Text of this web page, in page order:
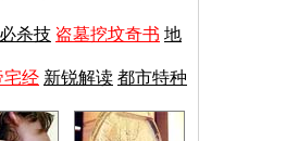
杀技 盗墓挖坟奇书 地
宅经 新锐解读 都市特种